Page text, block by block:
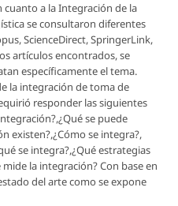
cuanto a la Integración de la
se consultaron diferentes
ScienceDirect, SpringerLink,
artículos encontrados, se
específicamente el tema.
la integración de toma de
responder las siguientes
se puede
existen?,¿Cómo se integra?,
se integra?,¿Qué estrategias
la integración? Con base en
del arte como se expone